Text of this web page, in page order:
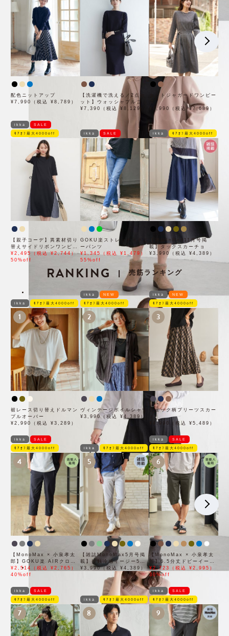
配色ニットアップ
¥7,990（税込 ¥8,789）
【洗濯機で洗える／2点セ
ット】ウォッシャブルニッ
トSET
¥7,390（税込 ¥8,129）
カットジャガードワンピー
¥6,990（税込 ¥7,689）
ikka SALE
ﾓｱｵﾌ最大4000off
【親子コーデ】異素材切り
替えサイドリボンワンピー
ス
¥2,495（税込 ¥2,744）
50%off
ikka SALE
GOKU楽ストレッチスキニ
ーパンツ
¥1,345（税込 ¥1,479）
55%off
ikka ﾓｱｵﾌ最大4000off
【雑誌InRed11月号掲
載】タックスカーチョ
¥3,990（税込 ¥4,389）
RANKING | 売筋ランキング
ikka ﾓｱｵﾌ最大4000off
1
裾レース切り替えドルマン
プルオーバー
¥2,990（税込 ¥3,289）
ikka NEW
ﾓｱｵﾌ最大4000off
2
ヴィンテージボイルシャツ
¥3,990（税込 ¥4,389）
ikka NEW
ﾓｱｵﾌ最大4000off
3
チェック柄プリーツスカー
¥4,990（税込 ¥5,489）
ikka SALE
ﾓｱｵﾌ最大4000off
4
【MonoMax × 小泉孝太
郎】GOKU楽 AIRクロッ
プドパンツ「小泉孝太郎さ
ん着用モデル」
¥2,514（税込 ¥2,765）
40%off
ikka ﾓｱｵﾌ最大4000off
5
【雑誌MonoMax5月号掲
載】接触冷感イージー5ポ
ケット
¥3,990（税込 ¥4,389）
ikka SALE
ﾓｱｵﾌ最大4000off
6
【MonoMax × 小泉孝太
郎】6.5分丈ドビーイージ
ーハーフパンツ「小泉孝太
郎さん着用モデル」
¥2,723（税込 ¥2,995）
30%off
ikka SALE
ﾓｱｵﾌ最大4000off
7
ikka ﾓｱｵﾌ最大4000off
8
ikka SALE
ﾓｱｵﾌ最大4000off
9